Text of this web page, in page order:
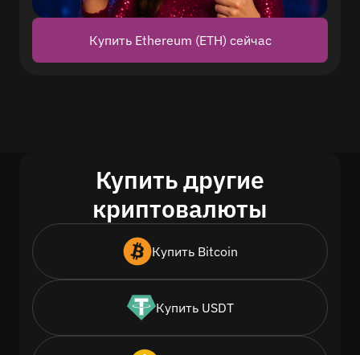
Купить Ethereum (ETH) сейчас
Купить другие
криптовалюты
Купить Bitcoin
Купить USDT